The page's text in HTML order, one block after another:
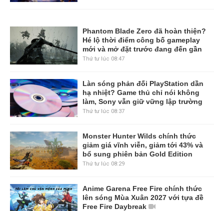
Phantom Blade Zero đã hoàn thiện?
Hé lộ thời điểm công bố gameplay
mới và mở đặt trước đang đến gần
Thứ tư lúc 08:47
Làn sóng phản đối PlayStation dần
hạ nhiệt? Game thủ chỉ nói không
làm, Sony vẫn giữ vững lập trường
Thứ tư lúc 08:37
Monster Hunter Wilds chính thức
giảm giá vĩnh viễn, giảm tới 43% và
bổ sung phiên bản Gold Edition
Thứ tư lúc 08:29
Anime Garena Free Fire chính thức
lên sóng Mùa Xuân 2027 với tựa đề
Free Fire Daybreak